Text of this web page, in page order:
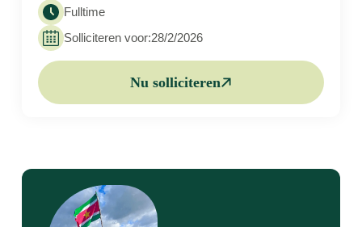
Fulltime
Solliciteren voor:28/2/2026
Nu solliciteren